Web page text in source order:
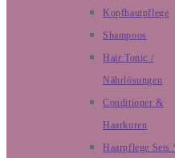
Kopfhautpflege
Shampoos
Hair Tonic /
Nährlösungen
Conditioner &
Haarkuren
Haarpflege Sets